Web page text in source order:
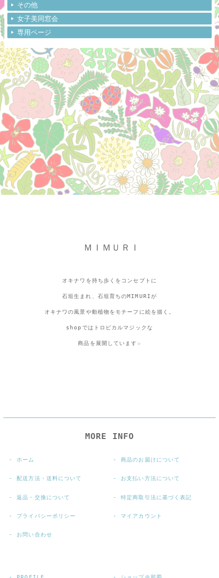
その他
女子美同窓会
専用ページ
ＭＩＭＵＲＩ
オキナワを持ち歩くをコンセプトに
石垣生まれ、石垣育ちのMIMURIが
オキナワの風景や動植物をモチーフに絵を描く。
shopではトロピカルマジックな
商品を展開しています☆
MORE INFO
ホーム 商品のお届けについて
配送方法・送料について お支払い方法について
返品・交換について 特定商取引法に基づく表記
プライバシーポリシー マイアカウント
お問い合わせ